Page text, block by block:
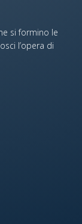
si formino le
l’opera di